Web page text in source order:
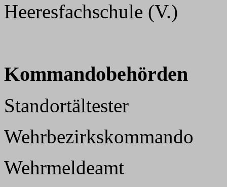
Heeresfachschule (V.)
Kommandobehörden
Standortältester
Wehrbezirkskommando
Wehrmeldeamt